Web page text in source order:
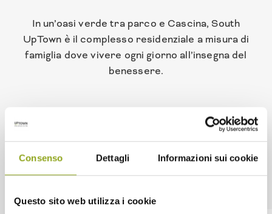
Consenso Dettagli Informazioni sui cookie
Questo sito web utilizza i cookie
In un’oasi verde tra parco e Cascina, South
UpTown è il complesso residenziale a misura di
famiglia dove vivere ogni giorno all’insegna del
benessere.
Domande frequenti